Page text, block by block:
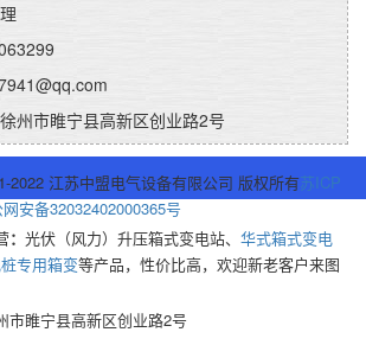
州市睢宁县高新区创业路2号
2022 江苏中盟电气设备有限公司 版权所有苏ICP
安备32032402000365号
： 光伏（风力）升压箱式变电站、 华式箱式变电
专用箱变等产品，性价比高，欢迎新老客户来图
市睢宁县高新区创业路2号